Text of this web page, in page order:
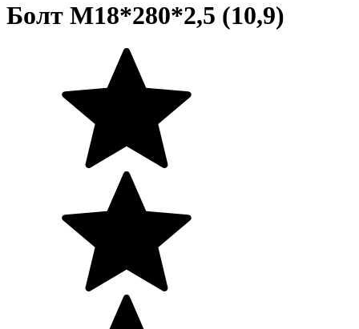
Болт М18*280*2,5 (10,9)